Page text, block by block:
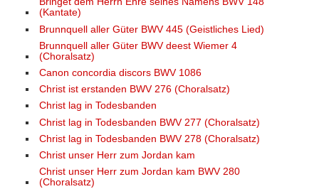
(Kantate)
Brunnquell aller Güter BWV 445 (Geistliches Lied)
Brunnquell aller Güter BWV deest Wiemer 4
(Choralsatz)
Canon concordia discors BWV 1086
Christ ist erstanden BWV 276 (Choralsatz)
Christ lag in Todesbanden
Christ lag in Todesbanden BWV 277 (Choralsatz)
Christ lag in Todesbanden BWV 278 (Choralsatz)
Christ unser Herr zum Jordan kam
Christ unser Herr zum Jordan kam BWV 280
(Choralsatz)